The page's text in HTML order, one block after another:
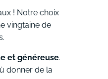
! Notre choix
vingtaine de
et généreuse.
donner de la